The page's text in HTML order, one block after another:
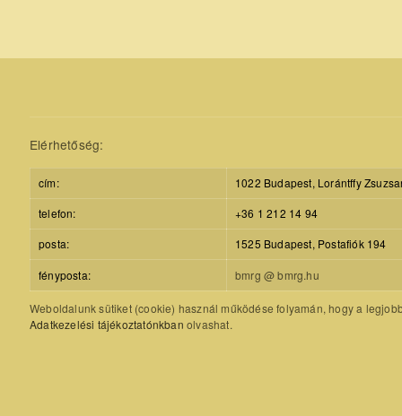
Elérhetőség:
cím:
1022 Budapest, Lorántffy
telefon:
+36 1 212 14 94
posta:
1525 Budapest, Postafiók 194
fényposta: bmrg @ bmrg.hu
Weboldalunk sütiket (cookie) használ működése folyamán, hogy a
Adatkezelési tájékoztatónkban olvashat.